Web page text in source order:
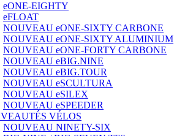
eONE-EIGHTY
eFLOAT
NOUVEAU eONE-SIXTY CARBONE
NOUVEAU eONE-SIXTY ALUMINIUM
NOUVEAU eONE-FORTY CARBONE
NOUVEAU eBIG.NINE
NOUVEAU eBIG.TOUR
NOUVEAU eSCULTURA
NOUVEAU eSILEX
NOUVEAU eSPEEDER
VÉLOS
NOUVEAU NINETY-SIX